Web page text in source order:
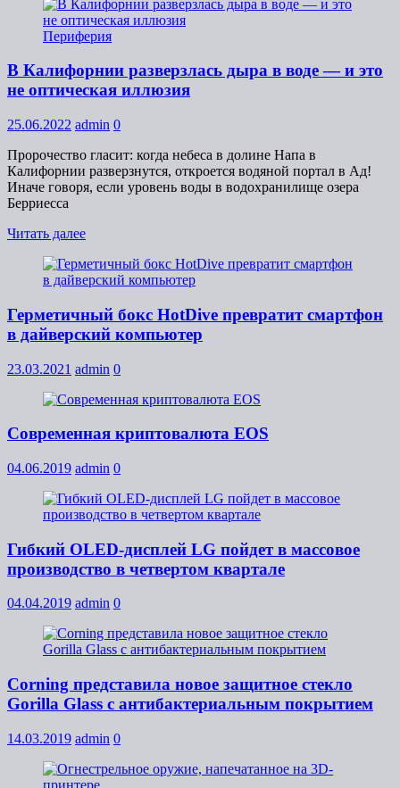
Периферия
В Калифорнии разверзлась дыра в воде — и это
не оптическая иллюзия
25.06.2022 admin 0
Пророчество гласит: когда небеса в долине Напа в
Калифорнии разверзнутся, откроется водяной портал в Ад!
Иначе говоря, если уровень воды в водохранилище озера
Берриесса
Читать далее
Герметичный бокс HotDive превратит смартфон
в дайверский компьютер
23.03.2021 admin 0
Современная криптовалюта EOS
04.06.2019 admin 0
Гибкий OLED-дисплей LG пойдет в массовое
производство в четвертом квартале
04.04.2019 admin 0
Corning представила новое защитное стекло
Gorilla Glass с антибактериальным покрытием
14.03.2019 admin 0